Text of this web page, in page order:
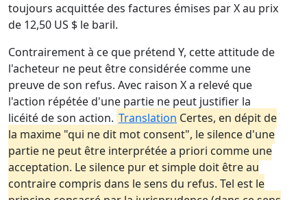
toujours acquittée des factures émises par X au prix
de 12,50 US $ le baril.
Contrairement à ce que prétend Y, cette attitude de
l'acheteur ne peut être considérée comme une
preuve de son refus. Avec raison X a relevé que
l'action répétée d'une partie ne peut justifier la
licéité de son action. Translation Certes, en dépit de
la maxime "qui ne dit mot consent", le silence d'une
partie ne peut être interprétée a priori comme une
acceptation. Le silence pur et simple doit être au
contraire compris dans le sens du refus. Tel est le